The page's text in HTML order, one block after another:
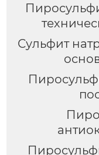
Сульфит